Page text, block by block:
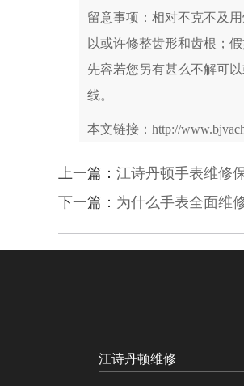
留意事项：相对不克不及
以或许修整齿形和齿根；
先容若您另有甚么不解可
线。
本文链接：http://
上一篇： 江诗丹顿手表维修
下一篇： 为什么手表全面维
江诗丹顿维修